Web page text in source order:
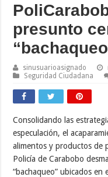
presunto
sinusuarioasignado
Seguridad Ciudadana
Consolidando las
especulación, el
alimentos y productos de
Policía de Carabobo
“bachaqueo” ubicados